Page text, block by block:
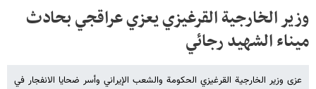
وزير الخارجية القرغيزي يعزي عراقجي بحادث
ميناء الشهيد رجائي
عزى وزير الخارجية القرغيزي الحكومة والشعب الإيراني وأسر ضحايا الانفجار في